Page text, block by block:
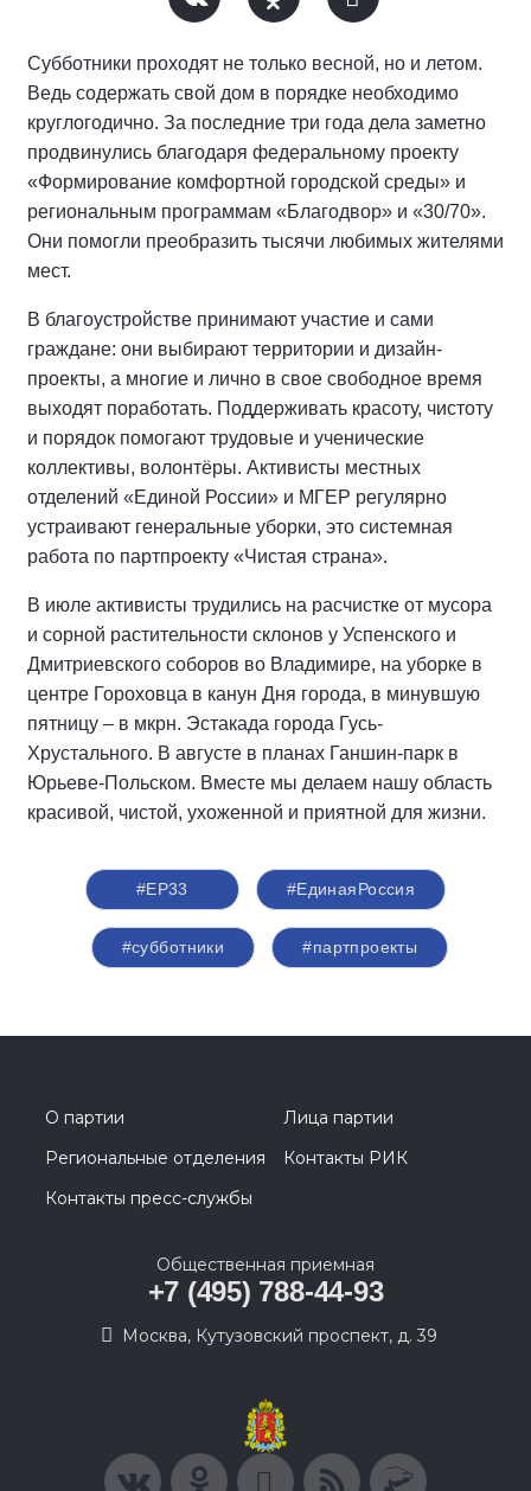
Субботники проходят не только весной, но и летом.
Ведь содержать свой дом в порядке необходимо
круглогодично. За последние три года дела заметно
продвинулись благодаря федеральному проекту
«Формирование комфортной городской среды» и
региональным программам «Благодвор» и «30/70».
Они помогли преобразить тысячи любимых жителями
мест.
В благоустройстве принимают участие и сами
граждане: они выбирают территории и дизайн-
проекты, а многие и лично в свое свободное время
выходят поработать. Поддерживать красоту, чистоту
и порядок помогают трудовые и ученические
коллективы, волонтёры. Активисты местных
отделений «Единой России» и МГЕР регулярно
устраивают генеральные уборки, это системная
работа по партпроекту «Чистая страна».
В июле активисты трудились на расчистке от мусора
и сорной растительности склонов у Успенского и
Дмитриевского соборов во Владимире, на уборке в
центре Гороховца в канун Дня города, в минувшую
пятницу – в мкрн. Эстакада города Гусь-
Хрустального. В августе в планах Ганшин-парк в
Юрьеве-Польском. Вместе мы делаем нашу область
красивой, чистой, ухоженной и приятной для жизни.
#ЕР33 #‎ЕдинаяРоссия
#субботники #партпроекты
О партии
Лица партии
Региональные отделения
Контакты РИК
Контакты пресс-службы
Общественная приемная
+7 (495) 788-44-93
Москва, Кутузовский проспект, д. 39